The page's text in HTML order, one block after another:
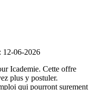
12-06-2026
Icademie. Cette offre
plus y postuler.
qui pourront surement